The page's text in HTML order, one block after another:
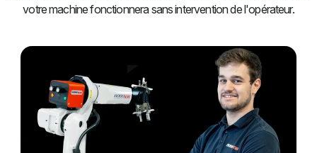
votre machine fonctionnera sans intervention de l'opérateur.